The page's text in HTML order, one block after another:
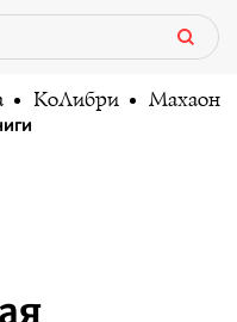
КоЛибри Махаон